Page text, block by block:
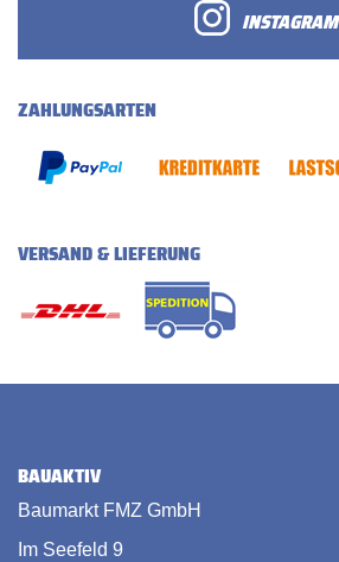
INSTAGRAM
ZAHLUNGSARTEN
VERSAND & LIEFERUNG
BAUAKTIV
Baumarkt FMZ GmbH
Im Seefeld 9